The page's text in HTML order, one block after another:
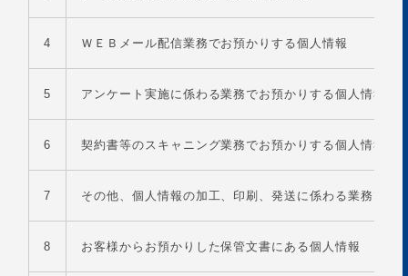
4 ＷＥＢメール配信業務でお預かりする個人情報
5 アンケート実施に係わる業務でお預かりする個人情報
6 契約書等のスキャニング業務でお預かりする個人情報
7 その他、個人情報の加工、印刷、発送に係わる業務でお
8 お客様からお預かりした保管文書にある個人情報